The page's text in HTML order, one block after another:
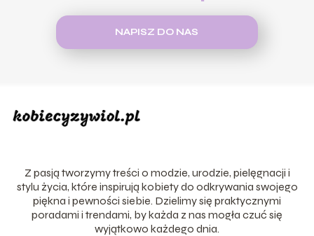
NAPISZ DO NAS
Z pasją tworzymy treści o modzie, urodzie, pielęgnacji i
stylu życia, które inspirują kobiety do odkrywania swojego
piękna i pewności siebie. Dzielimy się praktycznymi
poradami i trendami, by każda z nas mogła czuć się
wyjątkowo każdego dnia.